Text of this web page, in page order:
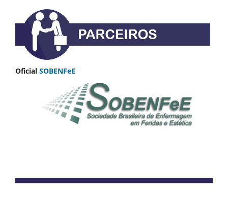
Oficial SOBENFeE